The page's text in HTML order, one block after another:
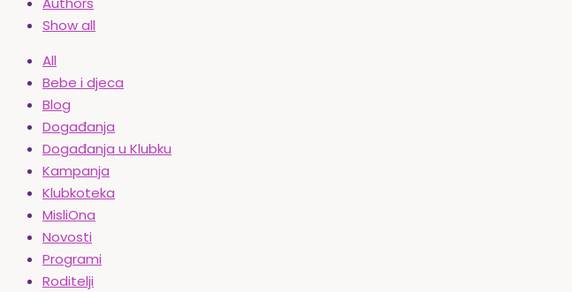
Show all
All
Bebe i djeca
Blog
Događanja
Događanja u Klubku
Kampanja
Klubkoteka
MisliOna
Novosti
Programi
Roditelji